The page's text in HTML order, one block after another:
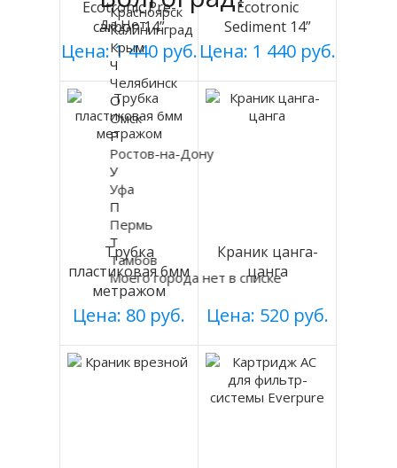
Ecotronic Pre-
carbon 14”
Цена: 1 440 руб.
Ecotronic
Sediment 14”
Цена: 1 440 руб.
Трубка
пластиковая 6мм
метражом
Цена: 80 руб.
Краник цанга-
цанга
Цена: 520 руб.
Да Нет
Красноярск
Калининград
Крым
Ч
Челябинск
О
Омск
Р
Ростов-на-Дону
У
Уфа
П
Пермь
Т
Тамбов
Моего города нет в списке